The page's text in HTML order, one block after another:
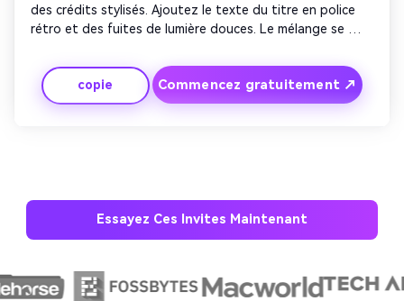
des crédits stylisés. Ajoutez le texte du titre en police
rétro et des fuites de lumière douces. Le mélange se
Finissez avec un clignotement de caméra pour une
nostalgie authentique.
copie Commencez gratuitement ↗
Essayez Ces Invites Maintenant